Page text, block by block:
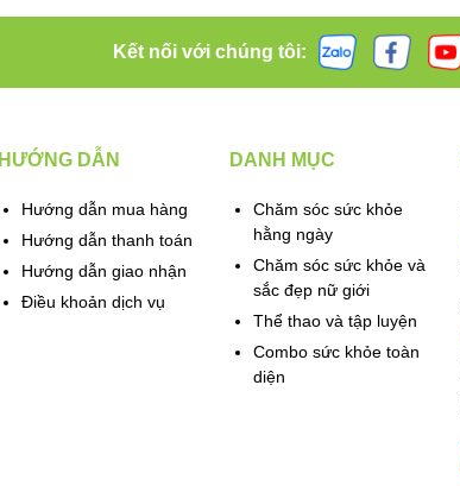
Kết nối với chúng tôi:
HƯỚNG DẪN
Hướng dẫn mua hàng
Hướng dẫn thanh toán
Hướng dẫn giao nhận
Điều khoản dịch vụ
DANH MỤC
Chăm sóc sức khỏe
hằng ngày
Chăm sóc sức khỏe và
sắc đẹp nữ giới
Thể thao và tập luyện
Combo sức khỏe toàn
diện